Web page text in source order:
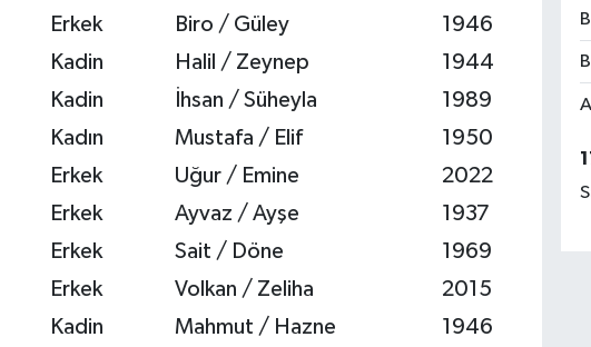
Erkek Biro / Güley 1946
Kadin Halil / Zeynep 1944
Kadin İhsan / Süheyla 1989
Kadın Mustafa / Elif 1950
Erkek Uğur / Emine 2022
Erkek Ayvaz / Ayşe 1937
Erkek Sait / Döne 1969
Erkek Volkan / Zeliha 2015
Kadin Mahmut / Hazne 1946